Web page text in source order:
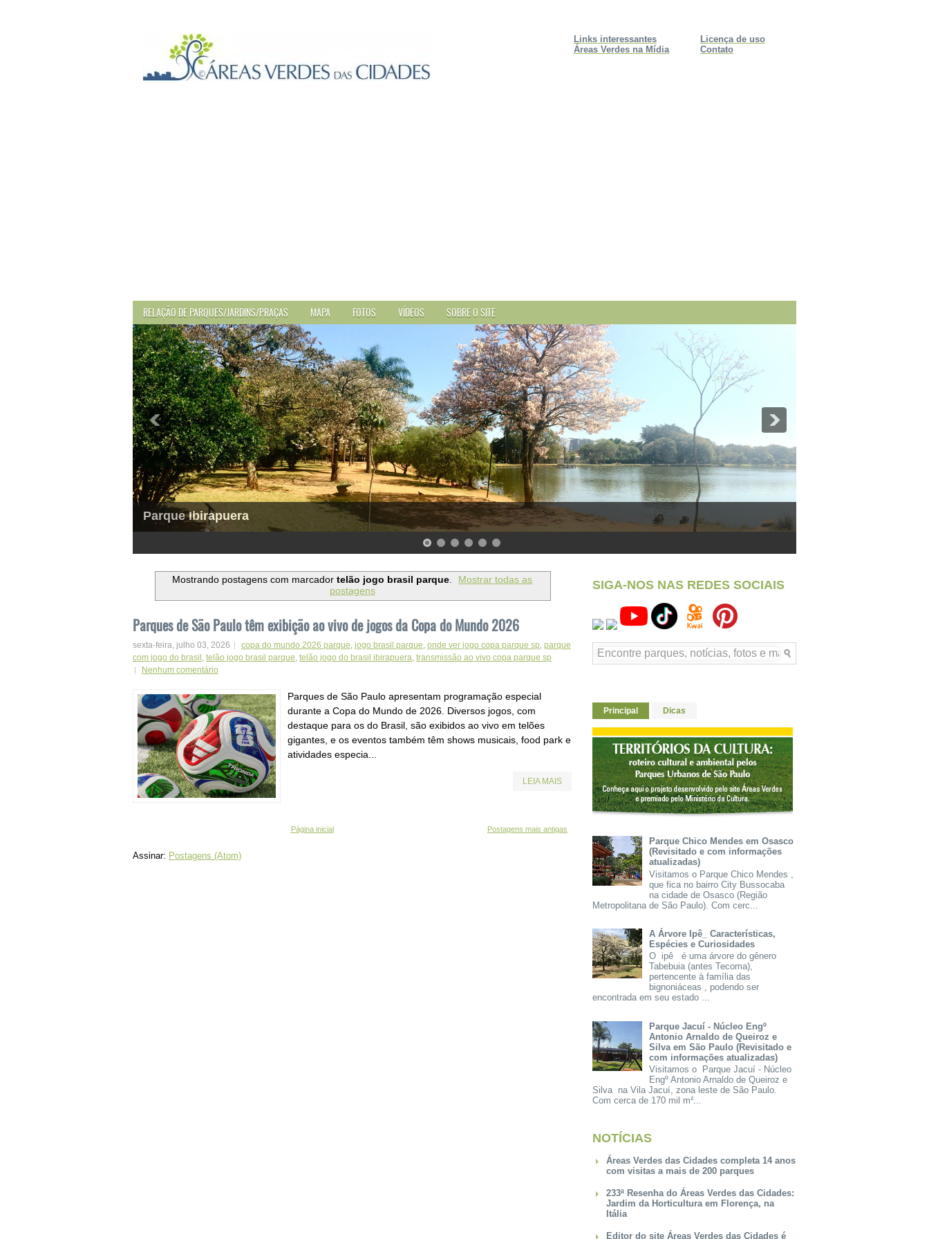
Licença de uso
Contato
Links interessantes
Áreas Verdes na Mídia
RELAÇÃO DE PARQUES/JARDINS/PRAÇAS MAPA FOTOS VÍDEOS SOBRE O SITE
Parque Ibirapuera
Mostrando postagens com marcador telão jogo brasil parque.
Mostrar todas as
postagens
Parques de São Paulo têm exibição ao vivo de jogos da Copa do Mundo 2026
sexta-feira, julho 03, 2026 copa do mundo 2026 parque jogo brasil parque onde ver jogo copa parque sp parque
com jogo do brasil telão jogo brasil parque telão jogo do brasil ibirapuera transmissão ao vivo copa parque sp
Nenhum comentário
Parques de São Paulo apresentam programação especial
durante a Copa do Mundo de 2026. Diversos jogos, com
destaque para os do Brasil, são exibidos ao vivo em telões
gigantes, e os eventos também têm shows musicais, food park e
atividades especia...
LEIA MAIS
Postagens mais antigas
Página inicial
Assinar: Postagens (Atom)
SIGA-NOS NAS REDES SOCIAIS
Principal Dicas
Parque Chico Mendes em Osasco
(Revisitado e com informações
atualizadas)
Visitamos o Parque Chico Mendes ,
que fica no bairro City Bussocaba
na cidade de Osasco (Região
Metropolitana de São Paulo). Com cerc...
A Árvore Ipê_ Características,
Espécies e Curiosidades
O ipê é uma árvore do gênero
Tabebuia (antes Tecoma),
pertencente à família das
bignoniáceas , podendo ser
encontrada em seu estado ...
Parque Jacuí - Núcleo Engº
Antonio Arnaldo de Queiroz e
Silva em São Paulo (Revisitado e
com informações atualizadas)
Visitamos o Parque Jacuí - Núcleo
Engº Antonio Arnaldo de Queiroz e
Silva na Vila Jacuí, zona leste de São Paulo.
Com cerca de 170 mil m²...
NOTÍCIAS
Áreas Verdes das Cidades completa 14 anos
com visitas a mais de 200 parques
233ª Resenha do Áreas Verdes das Cidades:
Jardim da Horticultura em Florença, na
Itália
Editor do site Áreas Verdes das Cidades é